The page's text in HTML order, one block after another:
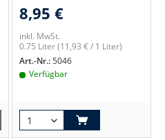
8,95 €
inkl. MwSt.
0.75 Liter(11,93 € / 1 Liter)
Art.-Nr.:5046
Verfügbar